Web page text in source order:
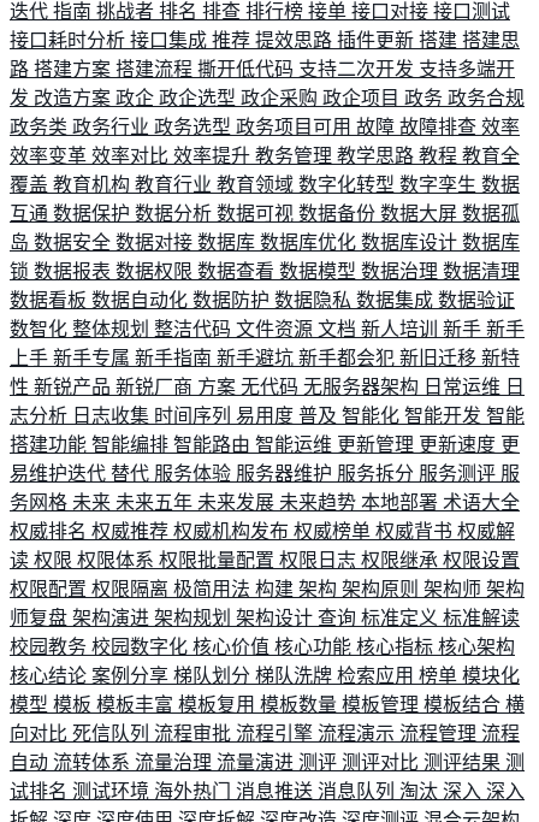
迭代 指南 挑战者 排名 排查 排行榜 接单 接口对接 接口测试
接口耗时分析 接口集成 推荐 提效思路 插件更新 搭建 搭建思
路 搭建方案 搭建流程 撕开低代码 支持二次开发 支持多端开
发 改造方案 政企 政企选型 政企采购 政企项目 政务 政务合规
政务类 政务行业 政务选型 政务项目可用 故障 故障排查 效率
效率变革 效率对比 效率提升 教务管理 教学思路 教程 教育全
覆盖 教育机构 教育行业 教育领域 数字化转型 数字孪生 数据
互通 数据保护 数据分析 数据可视 数据备份 数据大屏 数据孤
岛 数据安全 数据对接 数据库 数据库优化 数据库设计 数据库
锁 数据报表 数据权限 数据查看 数据模型 数据治理 数据清理
数据看板 数据自动化 数据防护 数据隐私 数据集成 数据验证
数智化 整体规划 整洁代码 文件资源 文档 新人培训 新手 新手
上手 新手专属 新手指南 新手避坑 新手都会犯 新旧迁移 新特
性 新锐产品 新锐厂商 方案 无代码 无服务器架构 日常运维 日
志分析 日志收集 时间序列 易用度 普及 智能化 智能开发 智能
搭建功能 智能编排 智能路由 智能运维 更新管理 更新速度 更
易维护迭代 替代 服务体验 服务器维护 服务拆分 服务测评 服
务网格 未来 未来五年 未来发展 未来趋势 本地部署 术语大全
权威排名 权威推荐 权威机构发布 权威榜单 权威背书 权威解
读 权限 权限体系 权限批量配置 权限日志 权限继承 权限设置
权限配置 权限隔离 极简用法 构建 架构 架构原则 架构师 架构
师复盘 架构演进 架构规划 架构设计 查询 标准定义 标准解读
校园教务 校园数字化 核心价值 核心功能 核心指标 核心架构
核心结论 案例分享 梯队划分 梯队洗牌 检索应用 榜单 模块化
模型 模板 模板丰富 模板复用 模板数量 模板管理 模板结合 横
向对比 死信队列 流程审批 流程引擎 流程演示 流程管理 流程
自动 流转体系 流量治理 流量演进 测评 测评对比 测评结果 测
试排名 测试环境 海外热门 消息推送 消息队列 淘汰 深入 深入